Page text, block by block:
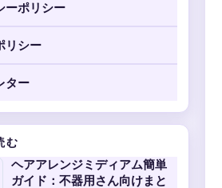
ーポリシー
リシー
ター
む
ヘアアレンジミディアム簡単
ガイド：不器用さん向けまと